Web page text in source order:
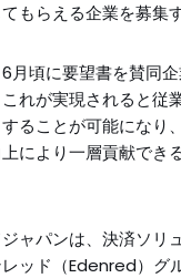
もらえる企業を募集す
月頃に要望書を賛同
れが実現されると従
ることが可能になり
により一層貢献でき
ャパンは、決済ソリ
ッド（Edenred）グ